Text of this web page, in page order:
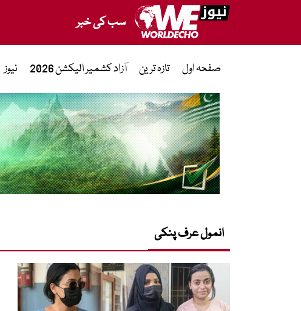
سب کی خبر
صفحہ اول تازہ ترین آزاد کشمیر الیکشن 2026 نیوز
انمول عرف پنکی